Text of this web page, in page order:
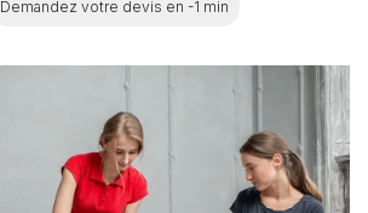
Demandez votre devis en -1 min